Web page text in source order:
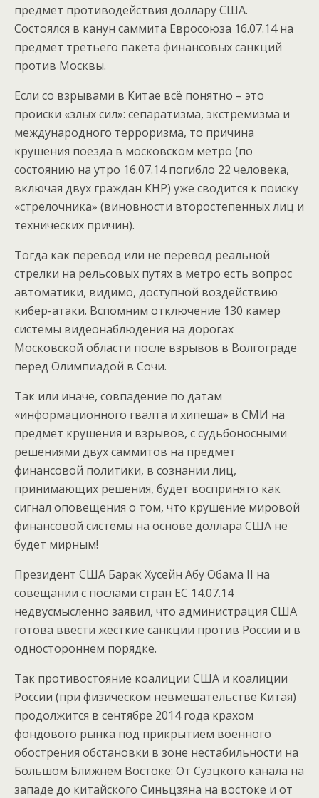
предмет противодействия доллару США.
Состоялся в канун саммита Евросоюза 16.07.14 на
предмет третьего пакета финансовых санкций
против Москвы.
Если со взрывами в Китае всё понятно – это
происки «злых сил»: сепаратизма, экстремизма и
международного терроризма, то причина
крушения поезда в московском метро (по
состоянию на утро 16.07.14 погибло 22 человека,
включая двух граждан КНР) уже сводится к поиску
«стрелочника» (виновности второстепенных лиц и
технических причин).
Тогда как перевод или не перевод реальной
стрелки на рельсовых путях в метро есть вопрос
автоматики, видимо, доступной воздействию
кибер-атаки. Вспомним отключение 130 камер
системы видеонаблюдения на дорогах
Московской области после взрывов в Волгограде
перед Олимпиадой в Сочи.
Так или иначе, совпадение по датам
«информационного гвалта и хипеша» в СМИ на
предмет крушения и взрывов, с судьбоносными
решениями двух саммитов на предмет
финансовой политики, в сознании лиц,
принимающих решения, будет воспринято как
сигнал оповещения о том, что крушение мировой
финансовой системы на основе доллара США не
будет мирным!
Президент США Барак Хусейн Абу Обама II на
совещании с послами стран ЕС 14.07.14
недвусмысленно заявил, что администрация США
готова ввести жесткие санкции против России и в
одностороннем порядке.
Так противостояние коалиции США и коалиции
России (при физическом невмешательстве Китая)
продолжится в сентябре 2014 года крахом
фондового рынка под прикрытием военного
обострения обстановки в зоне нестабильности на
Большом Ближнем Востоке: От Суэцкого канала на
западе до китайского Синьцзяна на востоке и от